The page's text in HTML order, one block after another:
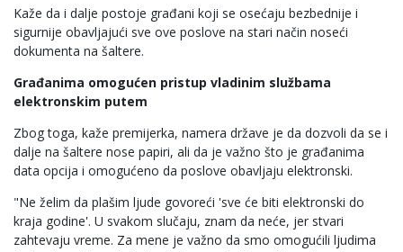
Kaže da i dalje postoje građani koji se osećaju bezbednije i
sigurnije obavljajući sve ove poslove na stari način noseći
dokumenta na šaltere.
Građanima omogućen pristup vladinim službama
elektronskim putem
Zbog toga, kaže premijerka, namera države je da dozvoli da se i
dalje na šaltere nose papiri, ali da je važno što je građanima
data opcija i omogućeno da poslove obavljaju elektronski.
"Ne želim da plašim ljude govoreći 'sve će biti elektronski do
kraja godine'. U svakom slučaju, znam da neće, jer stvari
zahtevaju vreme. Za mene je važno da smo omogućili ljudima